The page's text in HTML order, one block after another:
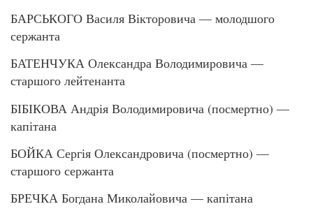
БАРСЬКОГО Василя Вікторовича — молодшого
сержанта
БАТЕНЧУКА Олександра Володимировича —
старшого лейтенанта
БІБІКОВА Андрія Володимировича (посмертно) —
капітана
БОЙКА Сергія Олександровича (посмертно) —
старшого сержанта
БРЕЧКА Богдана Миколайовича — капітана